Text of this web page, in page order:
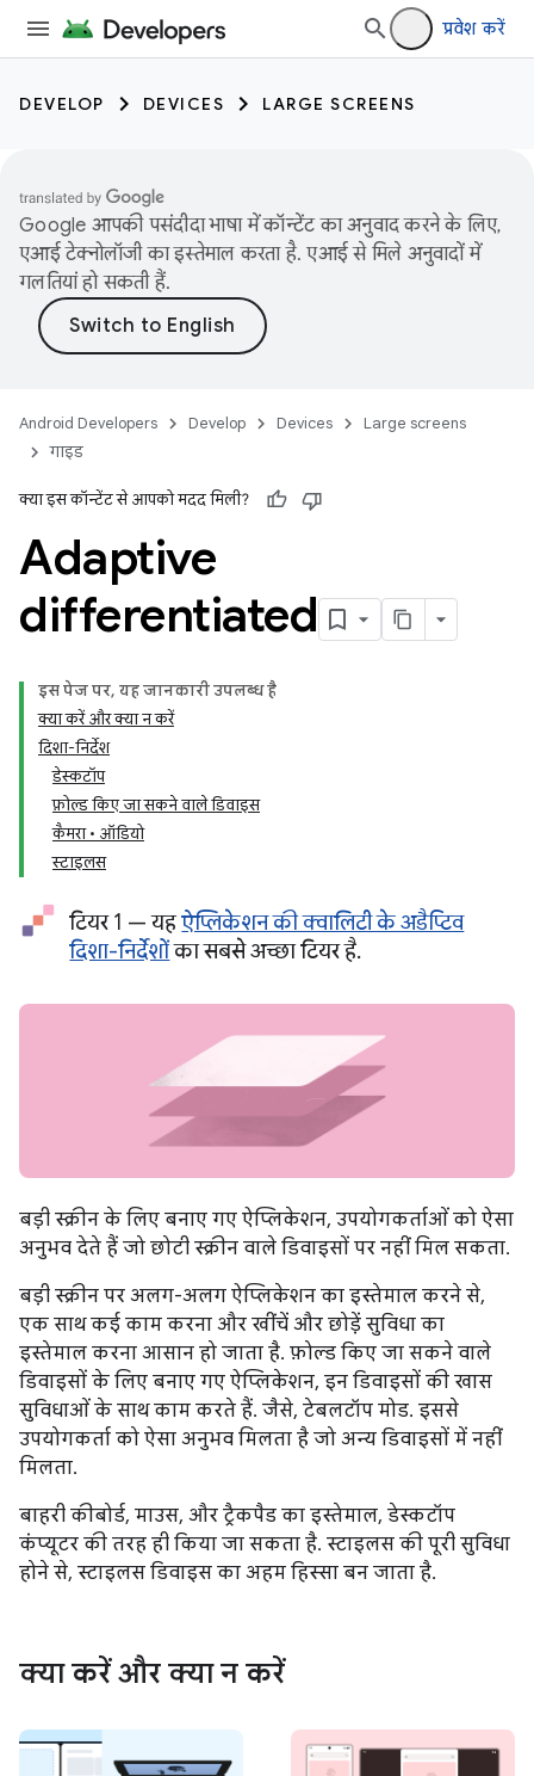
प्रवेश करें
DEVELOP DEVICES LARGE SCREENS
Google आपकी पसंदीदा भाषा में कॉन्टेंट का अनुवाद करने के लिए,
एआई टेक्नोलॉजी का इस्तेमाल करता है. एआई से मिले अनुवादों में
गलतियां हो सकती हैं.
Android Developers Develop Devices
Large screens
गाइड
क्या इस कॉन्टेंट से आपको मदद मिली?
Adaptive
differentiated
इस पेज पर, यह जानकारी उपलब्ध है
क्या करें और क्या न करें
दिशा-निर्देश
डेस्कटॉप
फ़ोल्ड किए जा सकने वाले डिवाइस
कैमरा • ऑडियो
स्टाइलस
टियर 1 — यहऐप्लिकेशन की क्वालिटी के अडैप्टिव
दिशा-निर्देशोंका सबसे अच्छा टियर है.
बड़ी स्क्रीन के लिए बनाए गए ऐप्लिकेशन, उपयोगकर्ताओं को ऐसा
अनुभव देते हैं जो छोटी स्क्रीन वाले डिवाइसों पर नहीं मिल सकता.
बड़ी स्क्रीन पर अलग-अलग ऐप्लिकेशन का इस्तेमाल करने से,
एक साथ कई काम करना और खींचें और छोड़ें सुविधा का
इस्तेमाल करना आसान हो जाता है. फ़ोल्ड किए जा सकने वाले
डिवाइसों के लिए बनाए गए ऐप्लिकेशन, इन डिवाइसों की खास
सुविधाओं के साथ काम करते हैं. जैसे, टेबलटॉप मोड. इससे
उपयोगकर्ता को ऐसा अनुभव मिलता है जो अन्य डिवाइसों में नहीं
मिलता.
बाहरी कीबोर्ड, माउस, और ट्रैकपैड का इस्तेमाल, डेस्कटॉप
कंप्यूटर की तरह ही किया जा सकता है. स्टाइलस की पूरी सुविधा
होने से, स्टाइलस डिवाइस का अहम हिस्सा बन जाता है.
क्या करें और क्या न करें